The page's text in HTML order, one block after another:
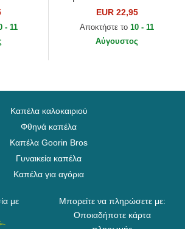
από
- 11
Flawless από New York
Yankees MLB από New Era
EUR 22,95
Αποκτήστε το 10 - 11
Αύγουστος
Καπέλα καλοκαιριού
Φθηνά καπέλα
Καπέλα Goorin Bros
Γυναικεία καπέλα
Καπέλα για αγόρια
με
Μπορείτε να πληρώσετε με:
Οποιαδήποτε κάρτα